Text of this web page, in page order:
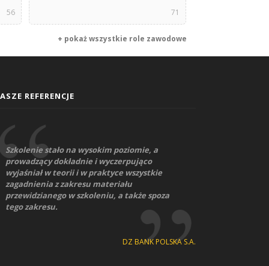
56 71
+ pokaż wszystkie role zawodowe
REFERENCJE
Szkolenie stało na wysokim poziomie, a
prowadzący dokładnie i wyczerpująco
wyjaśniał w teorii i w praktyce wszystkie
zagadnienia z zakresu materiału
przewidzianego w szkoleniu, a także spoza
tego zakresu.
DZ BANK POLSKA S.A.